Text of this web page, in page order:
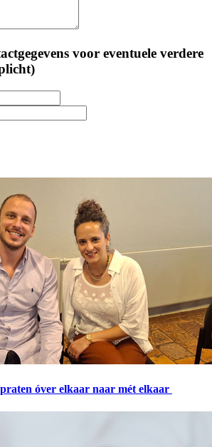
voor eventuele verdere
óver elkaar naar mét elkaar